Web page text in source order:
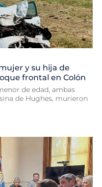
y su hija de
frontal en Colón
de edad, ambas
de Hughes, murieron